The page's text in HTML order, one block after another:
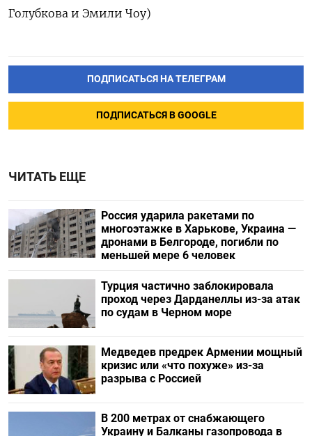
Голубкова и Эмили Чоу)
ПОДПИСАТЬСЯ НА ТЕЛЕГРАМ
ПОДПИСАТЬСЯ В GOOGLE
ЧИТАТЬ ЕЩЕ
Россия ударила ракетами по
многоэтажке в Харькове, Украина —
дронами в Белгороде, погибли по
меньшей мере 6 человек
Турция частично заблокировала
проход через Дарданеллы из-за атак
по судам в Черном море
Медведев предрек Армении мощный
кризис или «что похуже» из-за
разрыва с Россией
В 200 метрах от снабжающего
Украину и Балканы газопровода в